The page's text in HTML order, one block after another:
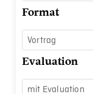
Format
Evaluation